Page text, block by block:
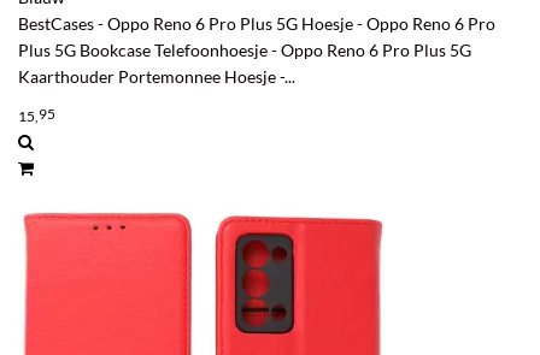
BestCases - Oppo Reno 6 Pro Plus 5G Hoesje - Oppo Reno 6 Pro
Plus 5G Bookcase Telefoonhoesje - Oppo Reno 6 Pro Plus 5G
Kaarthouder Portemonnee Hoesje -...
15,95